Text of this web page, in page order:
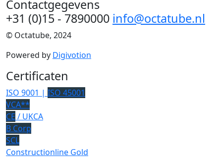
Contactgegevens
+31 (0)15 - 7890000 info@octatube.nl
© Octatube, 2024
Powered by Digivotion
Certificaten
ISO 9001 | ISO 45001
VCA**
CE / UKCA
B Corp
SCL
Constructionline Gold